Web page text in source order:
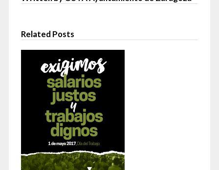
Related Posts